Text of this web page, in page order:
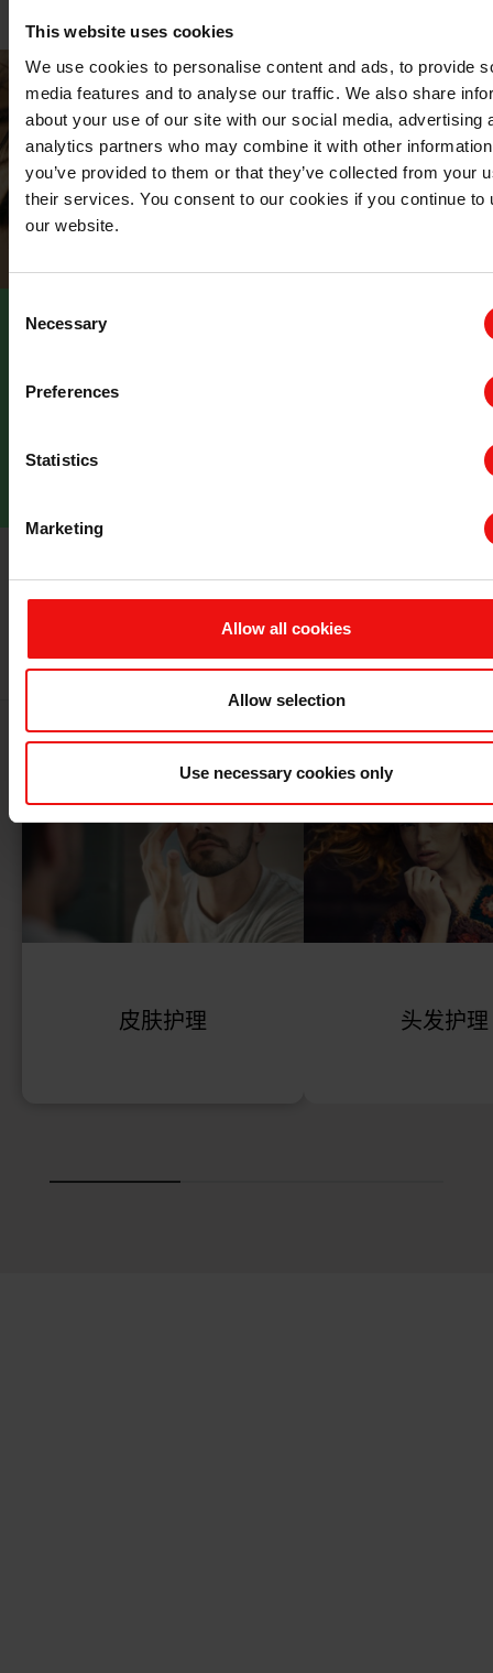
This website uses cookies
We use cookies to personalise content and ads, to provide
media features and to analyse our traffic. We also share
about your use of our site with our social media, advertising
analytics partners who may combine it with other
you’ve provided to them or that they’ve collected from your
their services. You consent to our cookies if you continue to
our website.
Selection
Necessary
Preferences
Statistics
Marketing
Allow all cookies
Allow selection
Use necessary cookies only
Sustainable Classic Ingredients for the
多种多样的个人护理产品：
皮肤护理 头发护理